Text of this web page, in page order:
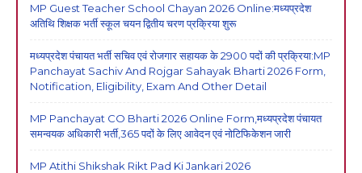
MP Guest Teacher School Chayan 2026 Online:मध्यप्रदेश
अतिथि शिक्षक भर्ती स्कूल चयन द्वितीय चरण प्रक्रिया शुरू
मध्यप्रदेश पंचायत भर्ती सचिव एवं रोजगार सहायक के 2900 पदों की प्रक्रिया:MP
Panchayat Sachiv And Rojgar Sahayak Bharti 2026 Form,
Notification, Eligibility, Exam And Other Detail
MP Panchayat CO Bharti 2026 Online Form,मध्यप्रदेश पंचायत
समन्वयक अधिकारी भर्ती,365 पदों के लिए आवेदन एवं नोटिफिकेशन जारी
MP Atithi Shikshak Rikt Pad Ki Jankari 2026